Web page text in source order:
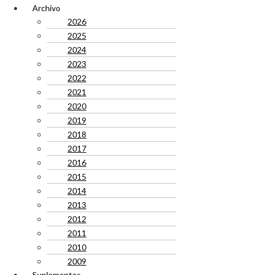
Archivo
2026
2025
2024
2023
2022
2021
2020
2019
2018
2017
2016
2015
2014
2013
2012
2011
2010
2009